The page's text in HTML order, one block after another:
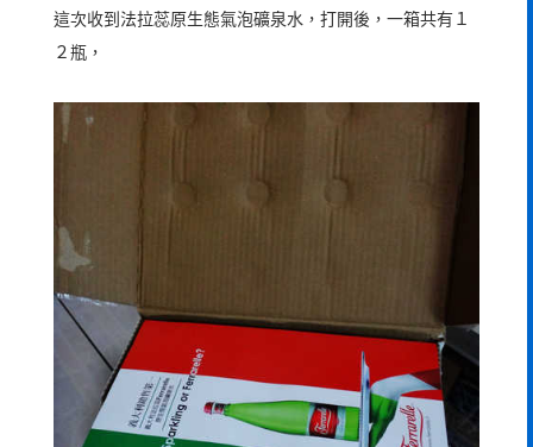
這次收到法拉蕊原生態氣泡礦泉水，打開後，一箱共有１
２瓶，